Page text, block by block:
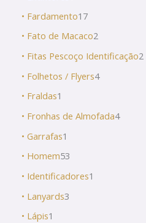
• Fardamento17
• Fato de Macaco2
• Fitas Pescoço Identificação2
• Folhetos / Flyers4
• Fraldas1
• Fronhas de Almofada4
• Garrafas1
• Homem53
• Identificadores1
• Lanyards3
• Lápis1